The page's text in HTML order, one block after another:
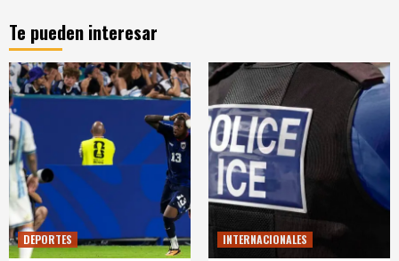
Te pueden interesar
DEPORTES INTERNACIONALES